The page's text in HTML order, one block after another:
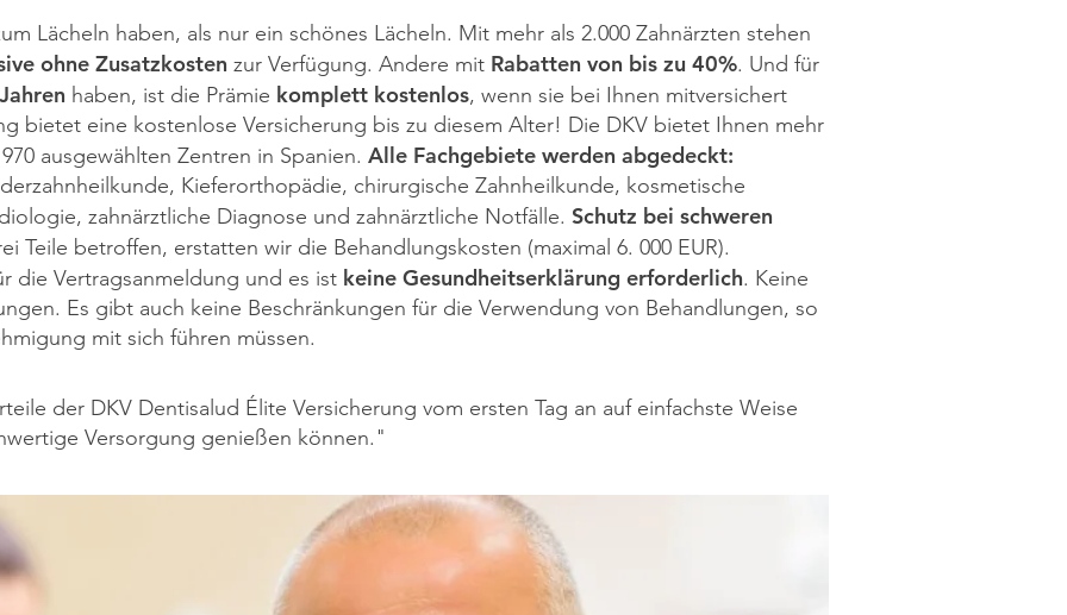
Lächeln haben, als nur ein schönes Lächeln. Mit mehr als 2.000 Zahnärzten stehen
ohne Zusatzkosten zur Verfügung. Andere mit Rabatten von bis zu 40%. Und für
haben, ist die Prämie komplett kostenlos, wenn sie bei Ihnen mitversichert
bietet eine kostenlose Versicherung bis zu diesem Alter! Die DKV bietet Ihnen mehr
ausgewählten Zentren in Spanien. Alle Fachgebiete werden abgedeckt:
Kieferorthopädie, chirurgische Zahnheilkunde, kosmetische
zahnärztliche Diagnose und zahnärztliche Notfälle. Schutz bei schweren
Teile betroffen, erstatten wir die Behandlungskosten (maximal 6. 000 EUR).
die Vertragsanmeldung und es ist keine Gesundheitserklärung erforderlich. Keine
Es gibt auch keine Beschränkungen für die Verwendung von Behandlungen, so
mit sich führen müssen.
der DKV Dentisalud Élite Versicherung vom ersten Tag an auf einfachste Weise
Versorgung genießen können."